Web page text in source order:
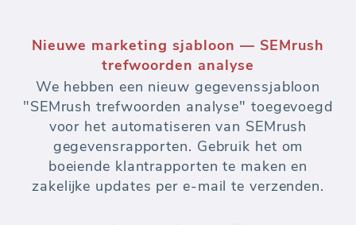
Nieuwe marketing sjabloon — SEMrush
trefwoorden analyse
We hebben een nieuw gegevenssjabloon
"SEMrush trefwoorden analyse" toegevoegd
voor het automatiseren van SEMrush
gegevensrapporten. Gebruik het om
boeiende klantrapporten te maken en
zakelijke updates per e-mail te verzenden.